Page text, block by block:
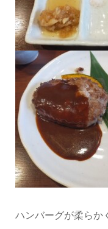
ハンバーグが柔らか